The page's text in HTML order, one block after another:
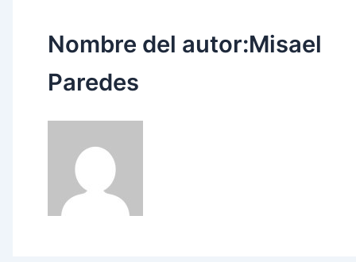
Nombre del autor:Misael
Paredes